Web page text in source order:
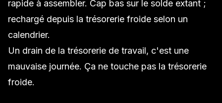
rapide à assembler. Cap bas sur le solde extant ;
rechargé depuis la trésorerie froide selon un
calendrier.
Un drain de la trésorerie de travail, c'est une
mauvaise journée. Ça ne touche pas la trésorerie
froide.